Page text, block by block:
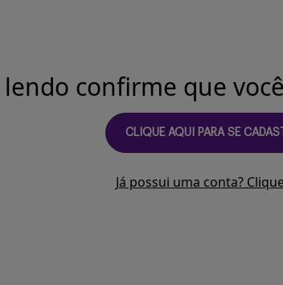
confirme que
CLIQUE AQUI PARA SE
Já possui uma conta?